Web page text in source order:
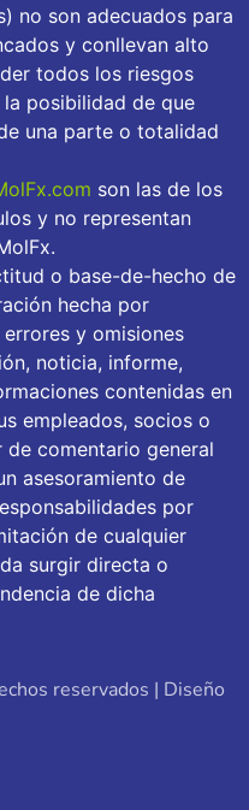
no son adecuados para
y conllevan alto
todos los riesgos
posibilidad de que
una parte o totalidad
son las de los
y no representan
o base-de-hecho de
hecha por
y omisiones
noticia, informe,
contenidas en
empleados, socios o
comentario general
asesoramiento de
por
de cualquier
surgir directa o
de dicha
reservados | Diseño